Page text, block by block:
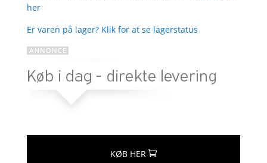
her
Er varen på lager? Klik for at se lagerstatus
KØB HER